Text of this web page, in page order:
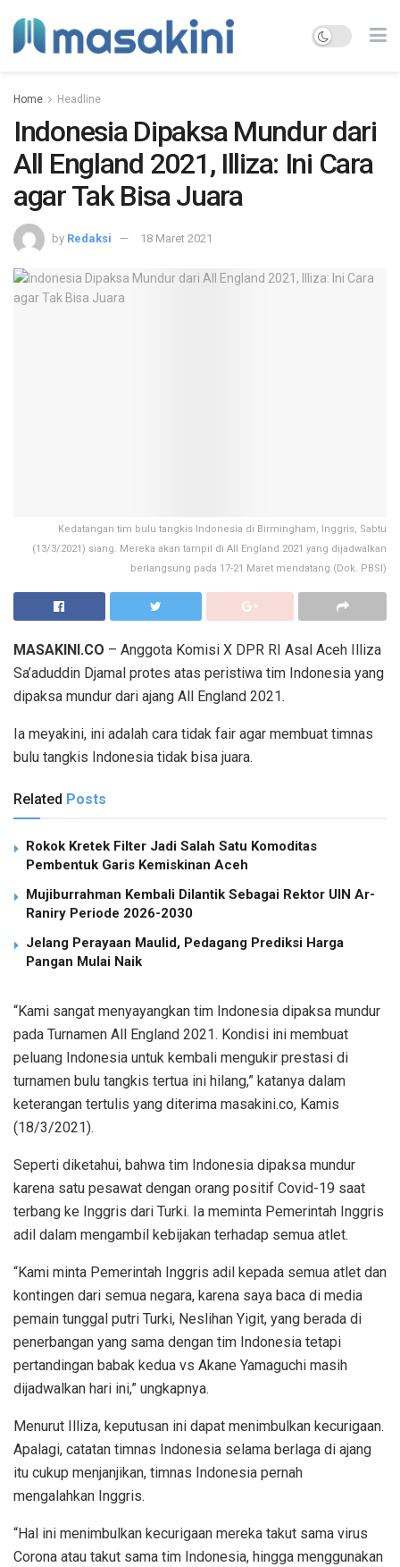
Home Headline
Indonesia Dipaksa Mundur dari
All England 2021, Illiza: Ini Cara
agar Tak Bisa Juara
by Redaksi 18 Maret 2021
Kedatangan tim bulu tangkis Indonesia di Birmingham, Inggris, Sabtu
(13/3/2021) siang. Mereka akan tampil di All England 2021 yang dijadwalkan
berlangsung pada 17-21 Maret mendatang.(Dok. PBSI)
MASAKINI.CO – Anggota Komisi X DPR RI Asal Aceh Illiza
Sa’aduddin Djamal protes atas peristiwa tim Indonesia yang
dipaksa mundur dari ajang All England 2021.
Ia meyakini, ini adalah cara tidak fair agar membuat timnas
bulu tangkis Indonesia tidak bisa juara.
Related Posts
Rokok Kretek Filter Jadi Salah Satu Komoditas
Pembentuk Garis Kemiskinan Aceh
Mujiburrahman Kembali Dilantik Sebagai Rektor UIN Ar-
Raniry Periode 2026-2030
Jelang Perayaan Maulid, Pedagang Prediksi Harga
Pangan Mulai Naik
“Kami sangat menyayangkan tim Indonesia dipaksa mundur
pada Turnamen All England 2021. Kondisi ini membuat
peluang Indonesia untuk kembali mengukir prestasi di
turnamen bulu tangkis tertua ini hilang,” katanya dalam
keterangan tertulis yang diterima masakini.co, Kamis
(18/3/2021).
Seperti diketahui, bahwa tim Indonesia dipaksa mundur
karena satu pesawat dengan orang positif Covid-19 saat
terbang ke Inggris dari Turki. Ia meminta Pemerintah Inggris
adil dalam mengambil kebijakan terhadap semua atlet.
“Kami minta Pemerintah Inggris adil kepada semua atlet dan
kontingen dari semua negara, karena saya baca di media
pemain tunggal putri Turki, Neslihan Yigit, yang berada di
penerbangan yang sama dengan tim Indonesia tetapi
pertandingan babak kedua vs Akane Yamaguchi masih
dijadwalkan hari ini,” ungkapnya.
Menurut Illiza, keputusan ini dapat menimbulkan kecurigaan.
Apalagi, catatan timnas Indonesia selama berlaga di ajang
itu cukup menjanjikan, timnas Indonesia pernah
mengalahkan Inggris.
“Hal ini menimbulkan kecurigaan mereka takut sama virus
Corona atau takut sama tim Indonesia, hingga menggunakan